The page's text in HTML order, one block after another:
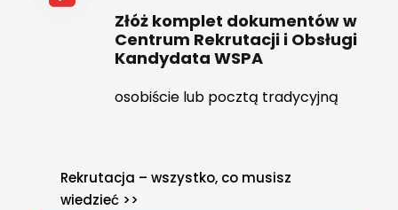
Złóż komplet dokumentów w
Centrum Rekrutacji i Obsługi
Kandydata WSPA
osobiście lub pocztą tradycyjną
Rekrutacja – wszystko, co musisz
wiedzieć >>